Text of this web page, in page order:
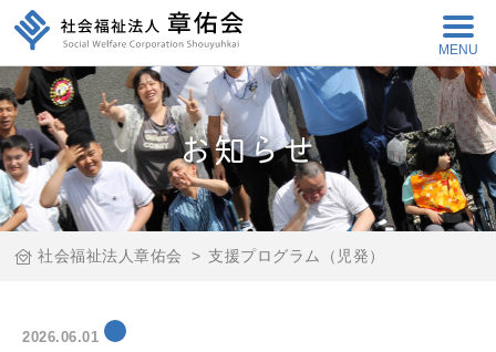
MENU
お知らせ
社会福祉法人章佑会 > 支援プログラム（児発）
2026.06.01